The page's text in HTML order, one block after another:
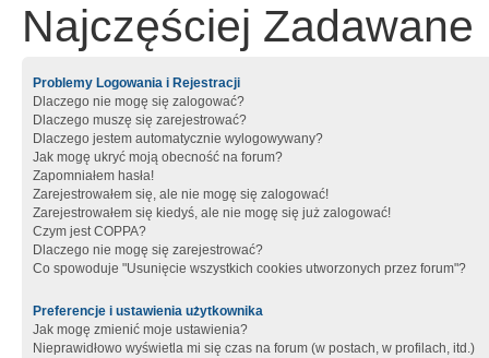
Najczęściej Zadawane
Problemy Logowania i Rejestracji
Dlaczego nie mogę się zalogować?
Dlaczego muszę się zarejestrować?
Dlaczego jestem automatycznie wylogowywany?
Jak mogę ukryć moją obecność na forum?
Zapomniałem hasła!
Zarejestrowałem się, ale nie mogę się zalogować!
Zarejestrowałem się kiedyś, ale nie mogę się już zalogować!
Czym jest COPPA?
Dlaczego nie mogę się zarejestrować?
Co spowoduje "Usunięcie wszystkich cookies utworzonych przez forum"?
Preferencje i ustawienia użytkownika
Jak mogę zmienić moje ustawienia?
Nieprawidłowo wyświetla mi się czas na forum (w postach, w profilach, itd.)